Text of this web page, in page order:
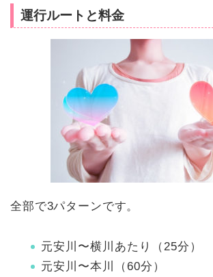
運行ルートと料金
全部で3パターンです。
元安川〜横川あたり（25分）
元安川〜本川（60分）